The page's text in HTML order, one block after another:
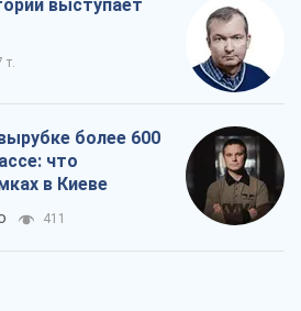
выступает
т.
более 600
что
в Киеве
411